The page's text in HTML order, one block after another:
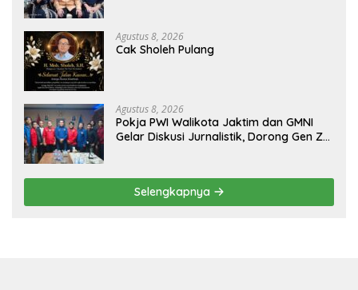
Agustus 8, 2026
Cak Sholeh Pulang
Agustus 8, 2026
Pokja PWI Walikota Jaktim dan GMNI
Gelar Diskusi Jurnalistik, Dorong Gen Z
Selengkapnya